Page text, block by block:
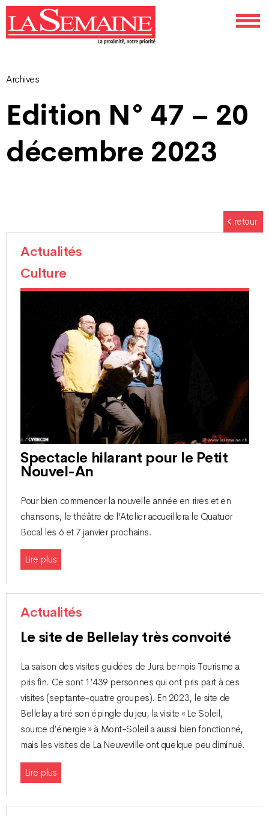
Archives
Edition N° 47 – 20
décembre 2023
retour
Actualités
Culture
Spectacle hilarant pour le Petit
Nouvel-An
Pour bien commencer la nouvelle année en rires et en
chansons, le théâtre de l’Atelier accueillera le Quatuor
Bocal les 6 et 7 janvier prochains.
Lire plus
Actualités
Le site de Bellelay très convoité
La saison des visites guidées de Jura bernois Tourisme a
pris fin. Ce sont 1’439 personnes qui ont pris part à ces
visites (septante-quatre groupes). En 2023, le site de
Bellelay a tiré son épingle du jeu, la visite « Le Soleil,
source d’énergie » à Mont-Soleil a aussi bien fonctionné,
mais les visites de La Neuveville ont quelque peu diminué.
Lire plus
Navigation
des
articles